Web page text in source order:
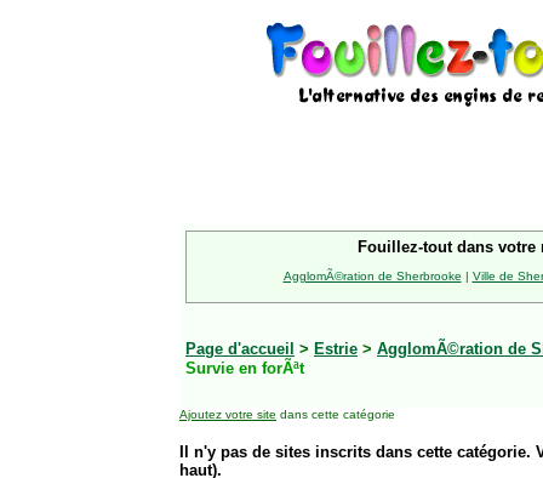
Fouillez-tout dans votre
AgglomÃ©ration de Sherbrooke | Ville de
Page d'accueil > Estrie > AgglomÃ©ration de
Survie en forÃªt
Ajoutez votre site dans cette catégorie
Il n'y pas de sites inscrits dans cette
haut).